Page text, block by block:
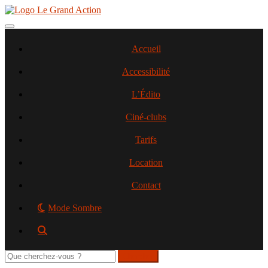
Aller
contenu
Toggle navigation
Accueil
Accessibilité
L’Édito
Ciné-clubs
Tarifs
Location
Contact
Mode Sombre
Rechercher
sur